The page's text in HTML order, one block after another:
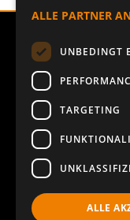
ALLE PARTNER
UNBEDINGT
TARGETING
ALLE